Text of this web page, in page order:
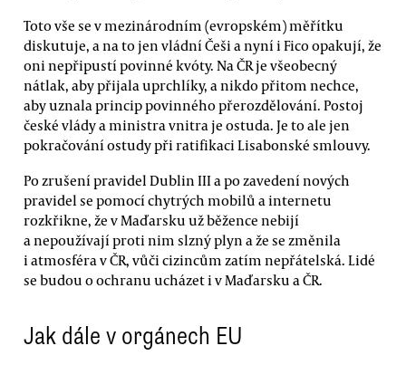
Toto vše se v mezinárodním (evropském) měřítku
diskutuje, a na to jen vládní Češi a nyní i Fico opakují, že
oni nepřipustí povinné kvóty. Na ČR je všeobecný
nátlak, aby přijala uprchlíky, a nikdo přitom nechce,
aby uznala princip povinného přerozdělování. Postoj
české vlády a ministra vnitra je ostuda. Je to ale jen
pokračování ostudy při ratifikaci Lisabonské smlouvy.
Po zrušení pravidel Dublin III a po zavedení nových
pravidel se pomocí chytrých mobilů a internetu
rozkřikne, že v Maďarsku už běžence nebijí
a nepoužívají proti nim slzný plyn a že se změnila
i atmosféra v ČR, vůči cizincům zatím nepřátelská. Lidé
se budou o ochranu ucházet i v Maďarsku a ČR.
Jak dále v orgánech EU